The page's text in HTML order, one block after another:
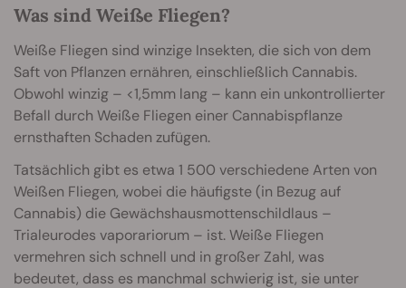
Was sind Weiße Fliegen?
Weiße Fliegen sind winzige Insekten, die sich von dem
Saft von Pflanzen ernähren, einschließlich Cannabis.
Obwohl winzig – <1,5mm lang – kann ein unkontrollierter
Befall durch Weiße Fliegen einer Cannabispflanze
ernsthaften Schaden zufügen.
Tatsächlich gibt es etwa 1 500 verschiedene Arten von
Weißen Fliegen, wobei die häufigste (in Bezug auf
Cannabis) die Gewächshausmottenschildlaus –
Trialeurodes vaporariorum – ist. Weiße Fliegen
vermehren sich schnell und in großer Zahl, was
bedeutet, dass es manchmal schwierig ist, sie unter